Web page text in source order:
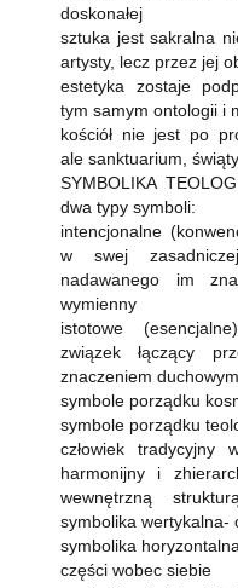
doskonałej
sztuka jest sakralna
artysty, lecz przez jej
estetyka zostaje
tym samym ontologii i
kościół nie jest po
ale sanktuarium,
SYMBOLIKA
dwa typy symboli:
intencjonalne
w swej
nadawanego im
wymienny
istotowe
związek łączący
znaczeniem duchowym
symbole porządku
symbole porządku
człowiek tradycyjny
harmonijny i
wewnętrzną
symbolika wertykalna-
symbolika
części wobec siebie